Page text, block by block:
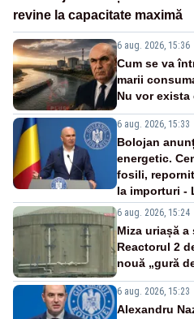
revine la capacitate maximă
6 aug. 2026, 15:36
Cum se va
marii
Nu vor
6 aug. 2026, 15:33
Bolojan
energetic.
fosili,
la importuri -
6 aug. 2026, 15:24
Miza uriașă
Reactorul 2
nouă „gură
6 aug. 2026, 15:23
Alexandru